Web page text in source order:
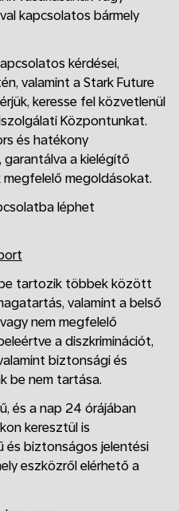
kapcsolatos bármely
kérdései,
valamint a Stark Future
keresse fel közvetlenül
Központunkat.
és hatékony
a kielégítő
megfelelő megoldásokat.
léphet
tartozik többek között
valamint a belső
nem megfelelő
a diszkriminációt,
biztonsági és
be nem tartása.
és a nap 24 órájában
keresztül is
és biztonságos jelentési
eszközről elérhető a